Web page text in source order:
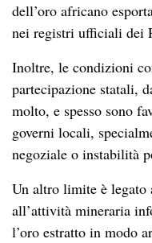
dell’oro africano
nei registri ufficiali dei
Inoltre, le condizioni
partecipazione statali,
molto, e spesso sono
governi locali,
negoziale o instabilità
Un altro limite è legato
all’attività mineraria
l’oro estratto in modo